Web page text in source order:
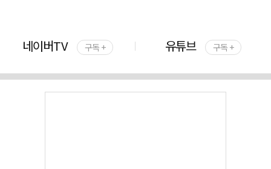
네이버TV 구독 + 유튜브 구독 +